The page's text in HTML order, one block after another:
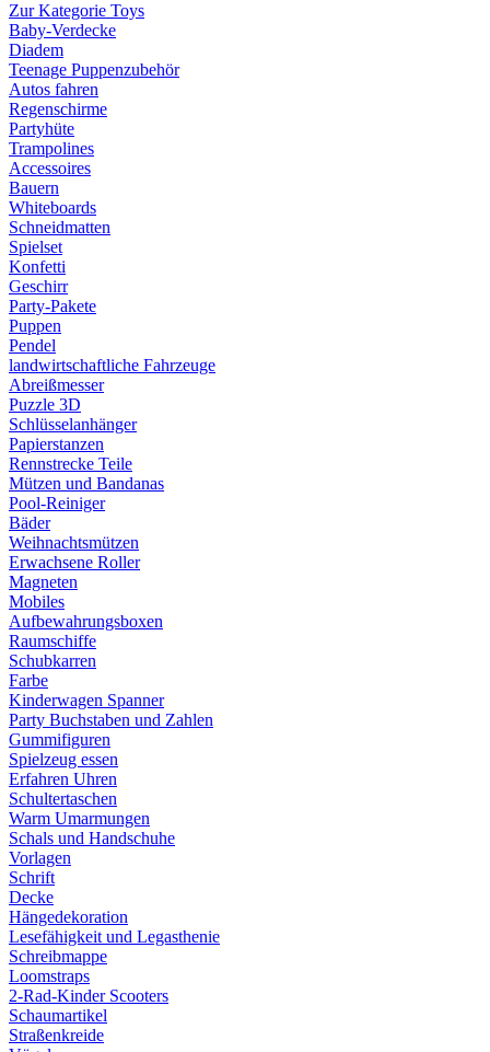
Zur Kategorie Toys
Baby-Verdecke
Diadem
Teenage Puppenzubehör
Autos fahren
Regenschirme
Partyhüte
Trampolines
Accessoires
Bauern
Whiteboards
Schneidmatten
Spielset
Konfetti
Geschirr
Party-Pakete
Puppen
Pendel
landwirtschaftliche Fahrzeuge
Abreißmesser
Puzzle 3D
Schlüsselanhänger
Papierstanzen
Rennstrecke Teile
Mützen und Bandanas
Pool-Reiniger
Bäder
Weihnachtsmützen
Erwachsene Roller
Magneten
Mobiles
Aufbewahrungsboxen
Raumschiffe
Schubkarren
Farbe
Kinderwagen Spanner
Party Buchstaben und Zahlen
Gummifiguren
Spielzeug essen
Erfahren Uhren
Schultertaschen
Warm Umarmungen
Schals und Handschuhe
Vorlagen
Schrift
Decke
Hängedekoration
Lesefähigkeit und Legasthenie
Schreibmappe
Loomstraps
2-Rad-Kinder Scooters
Schaumartikel
Straßenkreide